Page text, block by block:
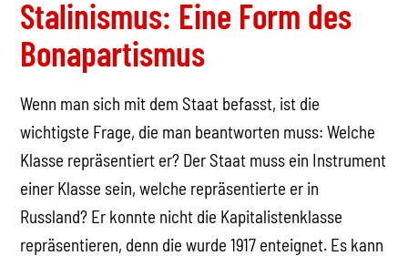
Stalinismus: Eine Form des
Bonapartismus
Wenn man sich mit dem Staat befasst, ist die
wichtigste Frage, die man beantworten muss: Welche
Klasse repräsentiert er? Der Staat muss ein Instrument
einer Klasse sein, welche repräsentierte er in
Russland? Er konnte nicht die Kapitalistenklasse
repräsentieren, denn die wurde 1917 enteignet. Es kann